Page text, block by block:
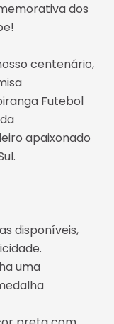
dos
centenário,
Futebol
apaixonado
disponíveis,
uma